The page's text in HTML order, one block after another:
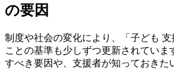
の要因
制度や社会の変化により、「子ども 支
ことの基準も少しずつ更新されていま
すべき要因や、支援者が知っておきた